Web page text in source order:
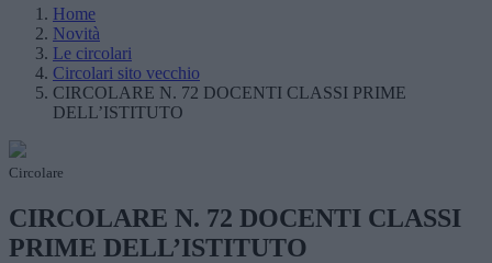
Home
Novità
Le circolari
Circolari sito vecchio
CIRCOLARE N. 72 DOCENTI CLASSI PRIME
DELL’ISTITUTO
Circolare
CIRCOLARE N. 72 DOCENTI CLASSI
PRIME DELL’ISTITUTO